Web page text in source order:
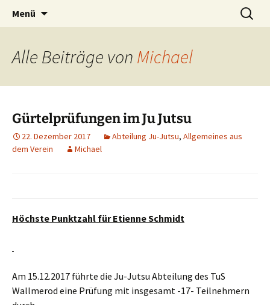
TuS 1894 e.V. Wallmerod
Menü
Suchen
nach:
Alle Beiträge von Michael
Gürtelprüfungen im Ju Jutsu
22. Dezember 2017 Abteilung Ju-Jutsu, Allgemeines aus
dem Verein
Michael
Höchste Punktzahl für Etienne Schmidt
Am 15.12.2017 führte die Ju-Jutsu Abteilung des TuS
Wallmerod eine Prüfung mit insgesamt -17- Teilnehmern